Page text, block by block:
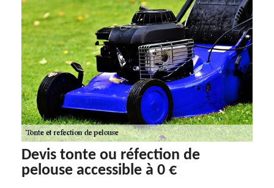
Devis tonte ou réfection de
pelouse accessible à 0 €